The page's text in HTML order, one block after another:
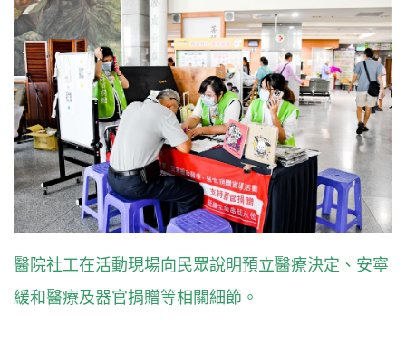
醫院社工在活動現場向民眾說明預立醫療決定、安寧
緩和醫療及器官捐贈等相關細節。